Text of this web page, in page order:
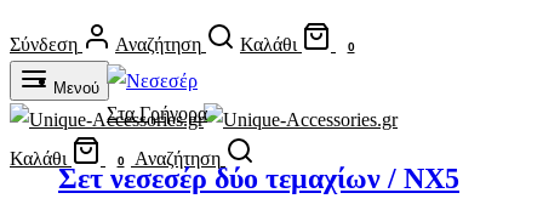
Σύνδεση Αναζήτηση Καλάθι 0
Μενού
Καλάθι 0 Αναζήτηση
Στα Γρήγορα
Σετ νεσεσέρ δύο τεμαχίων / NX5